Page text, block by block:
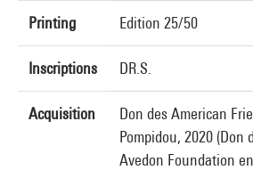
Printing Edition 25/50
Inscriptions DR.S.
Acquisition
Don des American
Pompidou, 2020 (Don
Avedon Foundation